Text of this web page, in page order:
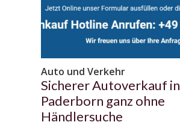
Auto und Verkehr
Sicherer Autoverkauf in
Paderborn ganz ohne
Händlersuche